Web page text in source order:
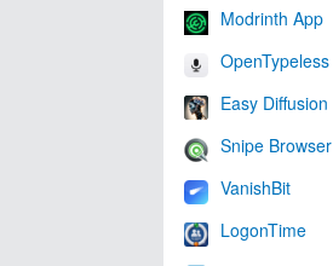
Modrinth App
OpenTypeless
Easy Diffusion
Snipe Browser
VanishBit
LogonTime